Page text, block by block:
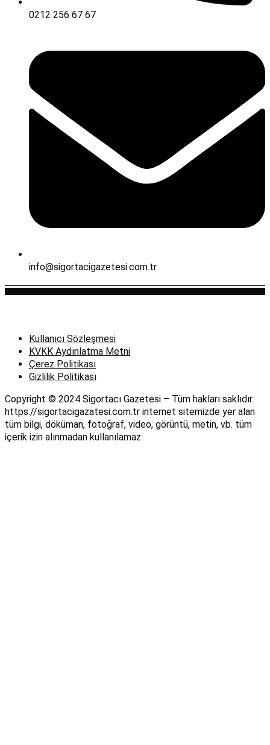
0212 256 67 67
info@sigortacigazetesi.com.tr
Kullanıcı Sözleşmesi
KVKK Aydınlatma Metni
Çerez Politikası
Gizlilik Politikası
Copyright © 2024 Sigortacı Gazetesi – Tüm hakları saklıdır.
https://sigortacigazatesi.com.tr internet sitemizde yer alan
tüm bilgi, döküman, fotoğraf, video, görüntü, metin, vb. tüm
içerik izin alınmadan kullanılamaz.